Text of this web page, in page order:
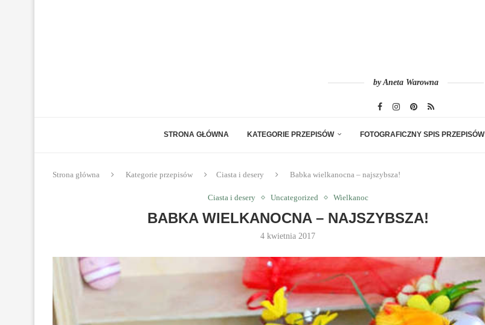
by Aneta Warowna
STRONA GŁÓWNA KATEGORIE PRZEPISÓW FOTOGRAFICZNY SPIS PRZEPISÓW
Strona główna Kategorie przepisów Ciasta i desery Babka wielkanocna – najszybsza!
Ciasta i desery Uncategorized Wielkanoc
BABKA WIELKANOCNA – NAJSZYBSZA!
4 kwietnia 2017